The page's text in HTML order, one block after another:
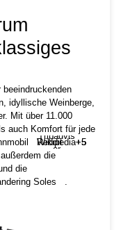
idyllische Weinberge,
Mit über 11.000
auch Komfort für jede
Tripadvis
or
+5
Wikipedia+5
Reddit
+5
die
die
Soles .